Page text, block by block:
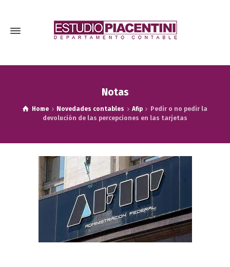
Notas
Home Novedades contables Afip
Pedir o no pedir la
devolución de las percepciones en las tarjetas